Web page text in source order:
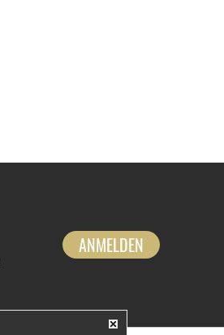
ANMELDEN